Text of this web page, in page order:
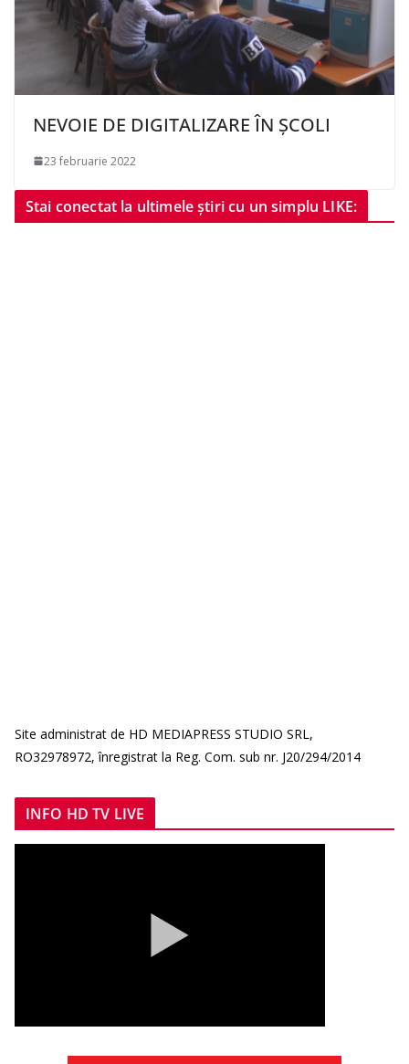
NEVOIE DE DIGITALIZARE ÎN ȘCOLI
23 februarie 2022
Stai conectat la ultimele știri cu un simplu LIKE:
Site administrat de HD MEDIAPRESS STUDIO SRL,
RO32978972, înregistrat la Reg. Com. sub nr. J20/294/2014
INFO HD TV LIVE